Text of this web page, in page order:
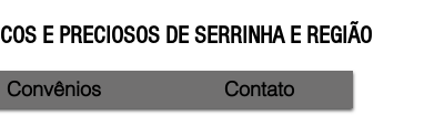
E PRECIOSOS DE SERRINHA E REGIÃO
Convênios Contato